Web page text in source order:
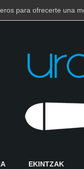
EKINTZAK
para ofrecerte una